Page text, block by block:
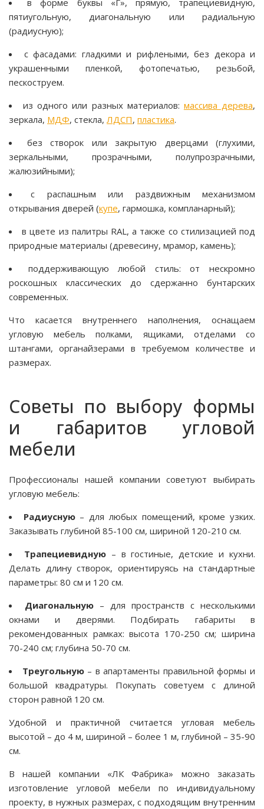
в форме буквы «Г», прямую, трапециевидную,
пятиугольную, диагональную или радиальную
(радиусную);
с фасадами: гладкими и рифлеными, без декора и
украшенными пленкой, фотопечатью, резьбой,
пескоструем.
из одного или разных материалов: массива дерева,
зеркала, МДФ, стекла, ЛДСП, пластика.
без створок или закрытую дверцами (глухими,
зеркальными, прозрачными, полупрозрачными,
жалюзийными);
с распашным или раздвижным механизмом
открывания дверей (купе, гармошка, компланарный);
в цвете из палитры RAL, а также со стилизацией под
природные материалы (древесину, мрамор, камень);
поддерживающую любой стиль: от нескромно
роскошных классических до сдержанно бунтарских
современных.
Что касается внутреннего наполнения, оснащаем
угловую мебель полками, ящиками, отделами со
штангами, органайзерами в требуемом количестве и
размерах.
Советы по выбору формы
и габаритов угловой
мебели
Профессионалы нашей компании советуют выбирать
угловую мебель:
Радиусную– для любых помещений, кроме узких.
Заказывать глубиной 85-100 см, шириной 120-210 см.
Трапециевидную – в гостиные, детские и кухни.
Делать длину створок, ориентируясь на стандартные
параметры: 80 см и 120 см.
Диагональную – для пространств с несколькими
окнами и дверями. Подбирать габариты в
рекомендованных рамках: высота 170-250 см; ширина
70-240 см; глубина 50-70 см.
Треугольную– в апартаменты правильной формы и
большой квадратуры. Покупать советуем с длиной
сторон равной 120 см.
Удобной и практичной считается угловая мебель
высотой – до 4 м, шириной – более 1 м, глубиной – 35-90
см.
В нашей компании «ЛК Фабрика» можно заказать
изготовление угловой мебели по индивидуальному
проекту, в нужных размерах, с подходящим внутренним